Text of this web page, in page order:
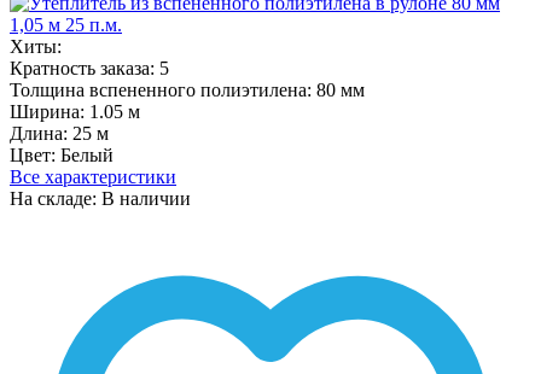
Хиты:
Кратность заказа: 5
Толщина вспененного полиэтилена: 80 мм
Ширина: 1.05 м
Длина: 25 м
Цвет: Белый
Все характеристики
На складе: В наличии